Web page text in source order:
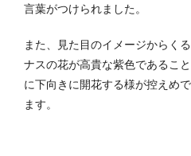
言葉がつけられました。
また、見た目のイメージからく
ナスの花が高貴な紫色であるこ
に下向きに開花する様が控えめ
ます。